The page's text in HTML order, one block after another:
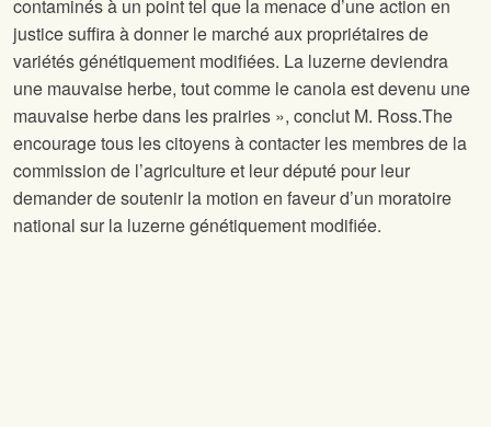
contaminés à un point tel que la menace d’une action en
justice suffira à donner le marché aux propriétaires de
variétés génétiquement modifiées. La luzerne deviendra
une mauvaise herbe, tout comme le canola est devenu une
mauvaise herbe dans les prairies », conclut M. Ross.The
encourage tous les citoyens à contacter les membres de la
commission de l’agriculture et leur député pour leur
demander de soutenir la motion en faveur d’un moratoire
national sur la luzerne génétiquement modifiée.